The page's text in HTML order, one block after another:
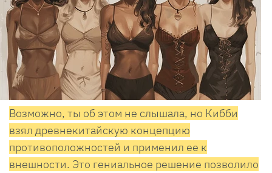
Возможно, ты об этом не слышала, но Кибби
взял древнекитайскую концепцию
противоположностей и применил ее к
внешности. Это гениальное решение позволило